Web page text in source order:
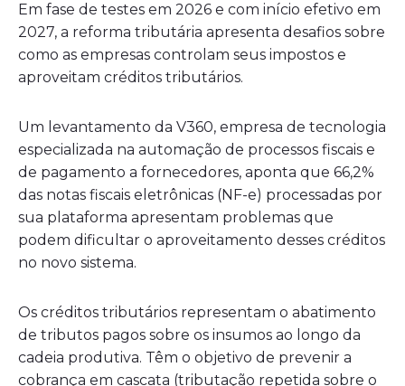
Em fase de testes em 2026 e com início efetivo em
2027, a reforma tributária apresenta desafios sobre
como as empresas controlam seus impostos e
aproveitam créditos tributários.
Um levantamento da V360, empresa de tecnologia
especializada na automação de processos fiscais e
de pagamento a fornecedores, aponta que 66,2%
das notas fiscais eletrônicas (NF-e) processadas por
sua plataforma apresentam problemas que
podem dificultar o aproveitamento desses créditos
no novo sistema.
Os créditos tributários representam o abatimento
de tributos pagos sobre os insumos ao longo da
cadeia produtiva. Têm o objetivo de prevenir a
cobrança em cascata (tributação repetida sobre o